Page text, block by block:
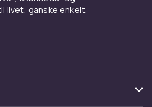
livet, ganske enkelt.